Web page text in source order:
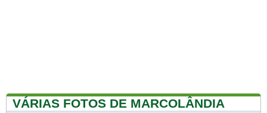
VÁRIAS FOTOS DE MARCOLÂNDIA